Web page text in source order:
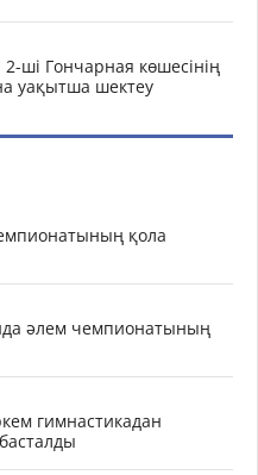
ші Гончарная көшесінің
уақытша шектеу
қола
әлем чемпионатының
гимнастикадан